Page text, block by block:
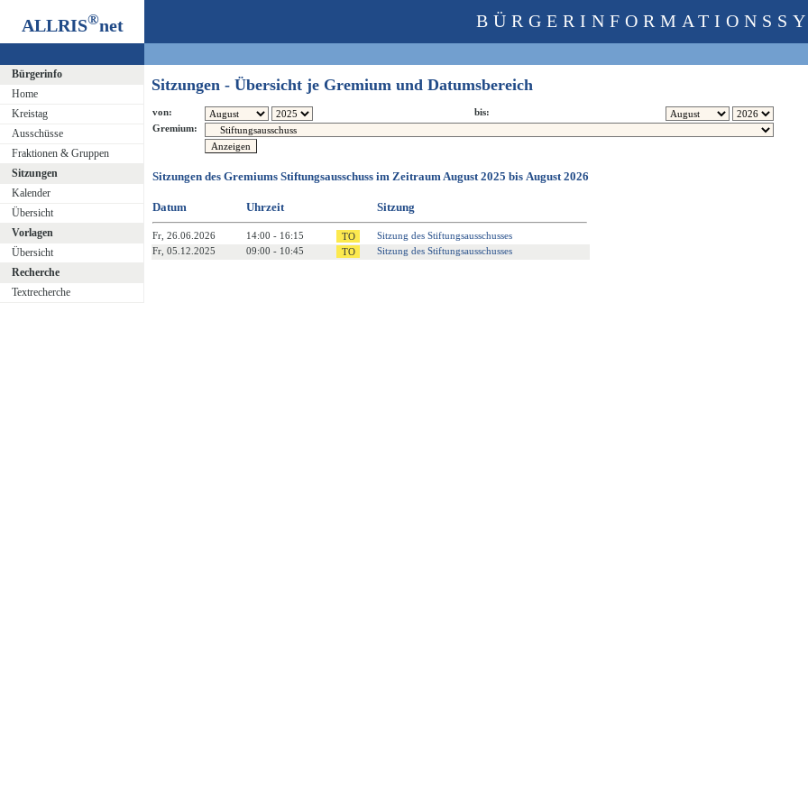
ALLRIS®net
Bürgerinfo
Home
Kreistag
Ausschüsse
Fraktionen & Gruppen
Sitzungen
Kalender
Übersicht
Vorlagen
Übersicht
Recherche
Textrecherche
Sitzungen - Übersicht je Gremium und Datumsbereich
von:
bis:
Gremium:
Sitzungen des Gremiums Stiftungsausschuss im Zeitraum August 2025 bis August 2026
Datum Uhrzeit Sitzung
Fr, 26.06.2026 14:00 - 16:15
Sitzung des Stiftungsausschusses
Fr, 05.12.2025
09:00 - 10:45 Sitzung des Stiftungsausschusses